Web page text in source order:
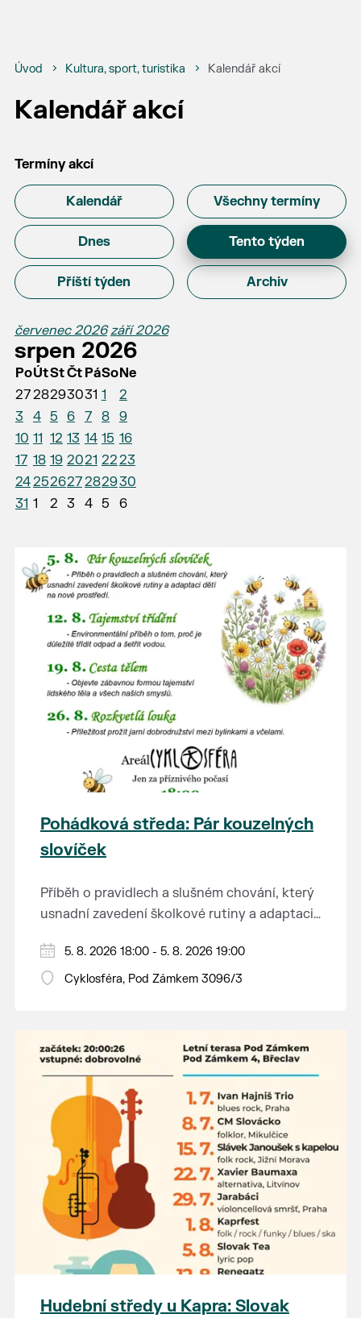
Úvod Kultura, sport, turistika Kalendář akcí
Kalendář akcí
Termíny akcí
Kalendář Všechny termíny
Dnes Tento týden
Příští týden Archiv
červenec 2026 září 2026
srpen 2026
PoÚtStČt PáSoNe
2728293031 1
2
3
4 5 6 7 8
9
10 11 12 13 14 15 16
17 18 19 2021 2223
24252627282930
31 1 2 3 4 5 6
Pohádková středa: Pár kouzelných
slovíček
Příběh o pravidlech a slušném chování, který
usnadní zavedení školkové rutiny a adaptaci
Hraje se jen za příznivého počasí.
Vstupné dobrovolné.
5. 8. 2026 18:00 - 5. 8. 2026 19:00
Cyklosféra, Pod Zámkem 3096/3
Hudební středy u Kapra: Slovak